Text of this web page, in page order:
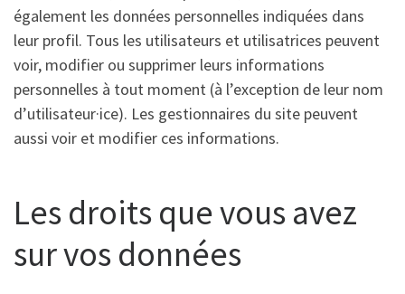
également les données personnelles indiquées dans
leur profil. Tous les utilisateurs et utilisatrices peuvent
voir, modifier ou supprimer leurs informations
personnelles à tout moment (à l’exception de leur nom
d’utilisateur·ice). Les gestionnaires du site peuvent
aussi voir et modifier ces informations.
Les droits que vous avez
sur vos données